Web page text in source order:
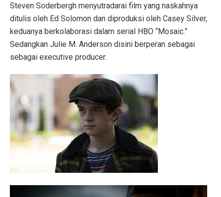
Steven Soderbergh menyutradarai film yang naskahnya
ditulis oleh Ed Solomon dan diproduksi oleh Casey Silver,
keduanya berkolaborasi dalam serial HBO “Mosaic.”
Sedangkan Julie M. Anderson disini berperan sebagai
sebagai executive producer.